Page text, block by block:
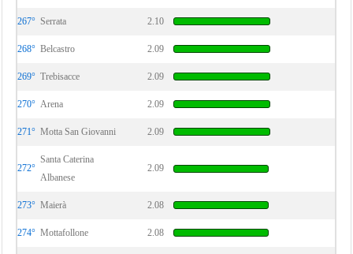
267° Serrata 2.10
268° Belcastro 2.09
269° Trebisacce 2.09
270° Arena 2.09
271° Motta San Giovanni 2.09
272°
Santa Caterina
Albanese
2.09
273° Maierà 2.08
274° Mottafollone 2.08